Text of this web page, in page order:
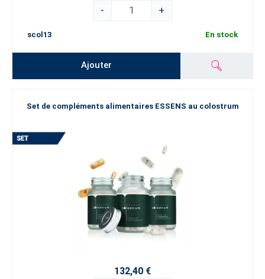
-
+
scol13 En stock
Ajouter
Set de compléments alimentaires ESSENS au colostrum
132,40 €